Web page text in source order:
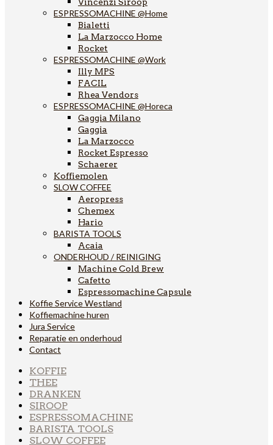
Vincenzi Siroop
ESPRESSOMACHINE @Home
Bialetti
La Marzocco Home
Rocket
ESPRESSOMACHINE @Work
Illy MPS
FACIL
Rhea Vendors
ESPRESSOMACHINE @Horeca
Gaggia Milano
Gaggia
La Marzocco
Rocket Espresso
Schaerer
Koffiemolen
SLOW COFFEE
Aeropress
Chemex
Hario
BARISTA TOOLS
Acaia
ONDERHOUD / REINIGING
Machine Cold Brew
Cafetto
Espressomachine Capsule
Koffie Service Westland
Koffiemachine huren
Jura Service
Reparatie en onderhoud
Contact
KOFFIE
THEE
DRANKEN
SIROOP
ESPRESSOMACHINE
BARISTA TOOLS
SLOW COFFEE